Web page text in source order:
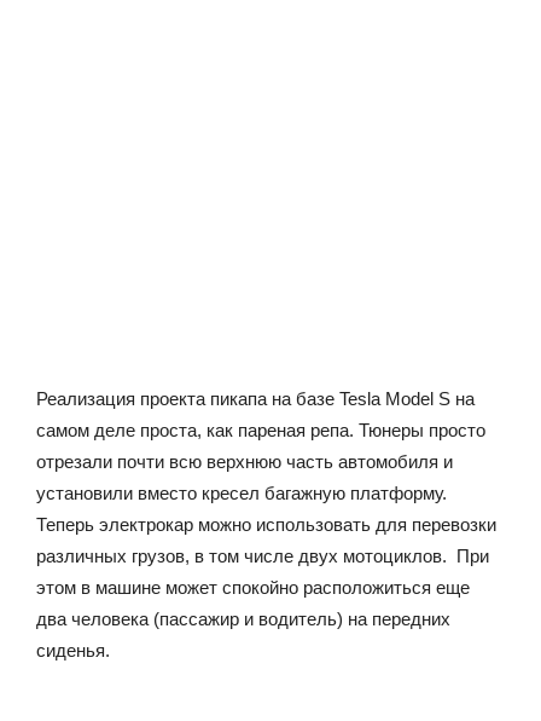
Реализация проекта пикапа на базе Tesla Model S на
самом деле проста, как пареная репа. Тюнеры просто
отрезали почти всю верхнюю часть автомобиля и
установили вместо кресел багажную платформу.
Теперь электрокар можно использовать для перевозки
различных грузов, в том числе двух мотоциклов. При
этом в машине может спокойно расположиться еще
два человека (пассажир и водитель) на передних
сиденья.